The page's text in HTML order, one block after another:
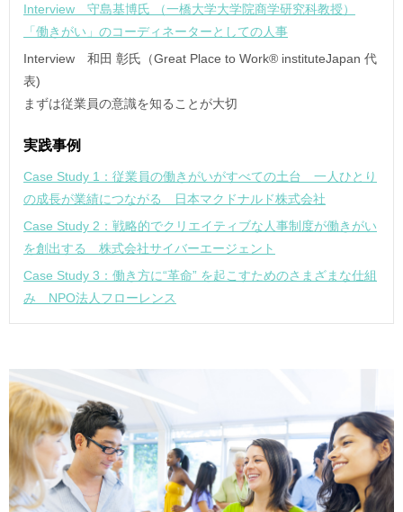
Interview 守島基博氏 （一橋大学大学院商学研究科教授）
「働きがい」のコーディネーターとしての人事
Interview 和田 彰氏（Great Place to Work® instituteJapan 代
表)
まずは従業員の意識を知ることが大切
実践事例
Case Study 1：従業員の働きがいがすべての土台 一人ひとり
の成長が業績につながる 日本マクドナルド株式会社
Case Study 2：戦略的でクリエイティブな人事制度が働きがい
を創出する 株式会社サイバーエージェント
Case Study 3：働き方に“革命” を起こすためのさまざまな仕組
み NPO法人フローレンス